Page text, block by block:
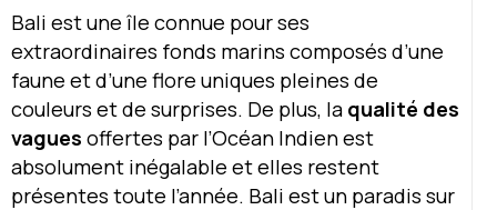
Bali est une île connue pour ses
extraordinaires fonds marins composés d’une
faune et d’une flore uniques pleines de
couleurs et de surprises. De plus, la qualité des
vagues offertes par l’Océan Indien est
absolument inégalable et elles restent
présentes toute l’année. Bali est un paradis sur